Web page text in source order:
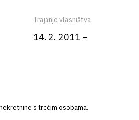
Trajanje vlasništva
14. 2. 2011 –
s trećim osobama.